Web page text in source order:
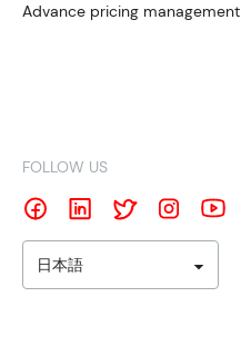
Advance pricing management
FOLLOW US
日本語